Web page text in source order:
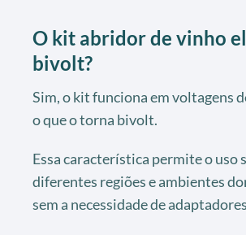
O kit abridor de vinho
bivolt?
Sim, o kit funciona em voltagens
o que o torna bivolt.
Essa característica permite o uso
diferentes regiões e ambientes
sem a necessidade de